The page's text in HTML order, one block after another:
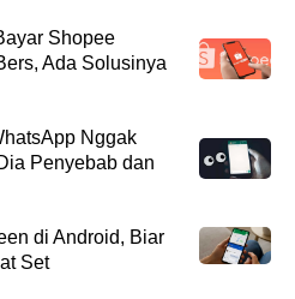
Shopee
Ada Solusinya
Nggak
Penyebab dan
di Android, Biar
Set